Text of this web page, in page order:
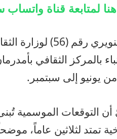
لمتابعة قناة
جاء ذلك خلال المؤتمر
بالمركز الثقافي
يونيو إلى سبتمبر.
التوقعات الموسمية
تمتد لثلاثين عاماً،